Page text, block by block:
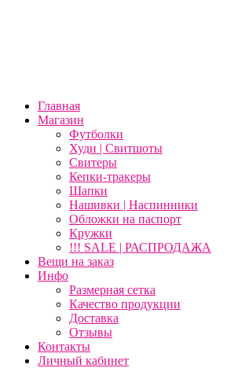
Главная
Магазин
Футболки
Худи | Свитшоты
Свитеры
Кепки-тракеры
Шапки
Нашивки | Наспинники
Обложки на паспорт
Кружки
!!! SALE | РАСПРОДАЖА
Вещи на заказ
Инфо
Размерная сетка
Качество продукции
Доставка
Отзывы
Контакты
Личный кабинет